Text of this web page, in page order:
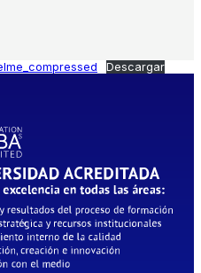
Descargar